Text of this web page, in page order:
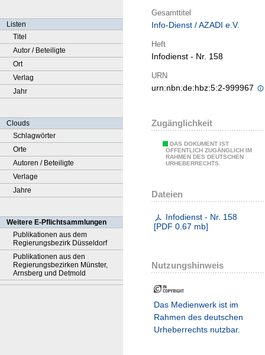
Listen
Titel
Autor / Beteiligte
Ort
Verlag
Jahr
Clouds
Schlagwörter
Orte
Autoren / Beteiligte
Verlage
Jahre
Weitere E-Pflichtsammlungen
Publikationen aus dem
Regierungsbezirk Düsseldorf
Publikationen aus den
Regierungsbezirken Münster,
Arnsberg und Detmold
Gesamttitel
Info-Dienst / AZADI e.V.
Heft
Infodienst - Nr. 158
URN
urn:nbn:de:hbz:5:2-999967
Zugänglichkeit
DAS DOKUMENT IST
ÖFFENTLICH ZUGÄNGLICH IM
RAHMEN DES DEUTSCHEN
URHEBERRECHTS.
Dateien
Infodienst - Nr. 158
[PDF 0.67 mb]
Nutzungshinweis
Das Medienwerk ist im
Rahmen des deutschen
Urheberrechts nutzbar.